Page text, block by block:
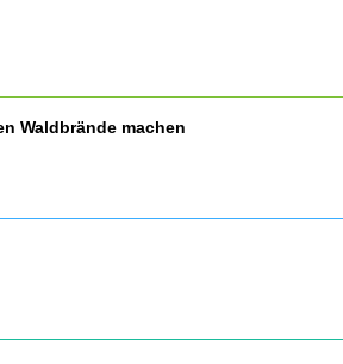
Waldbrände machen